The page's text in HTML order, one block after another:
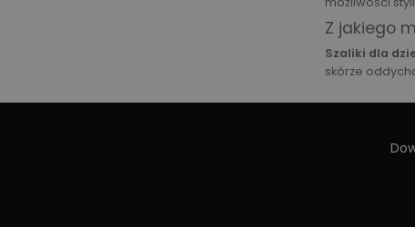
Z jakiego
Szaliki dla
skórze